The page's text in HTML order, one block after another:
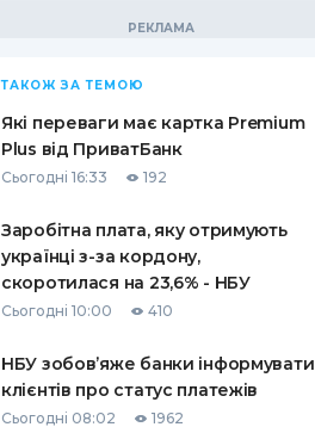
ТАКОЖ ЗА ТЕМОЮ
Які переваги має картка Premium
Plus від ПриватБанк
Сьогодні 16:33 192
Заробітна плата, яку отримують
українці з-за кордону,
скоротилася на 23,6% - НБУ
Сьогодні 10:00 410
НБУ зобов’яже банки інформувати
клієнтів про статус платежів
Сьогодні 08:02 1962